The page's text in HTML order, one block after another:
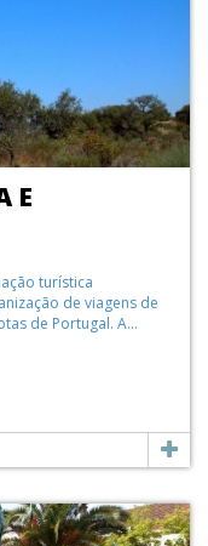
E
turística
de viagens de
de Portugal. A...